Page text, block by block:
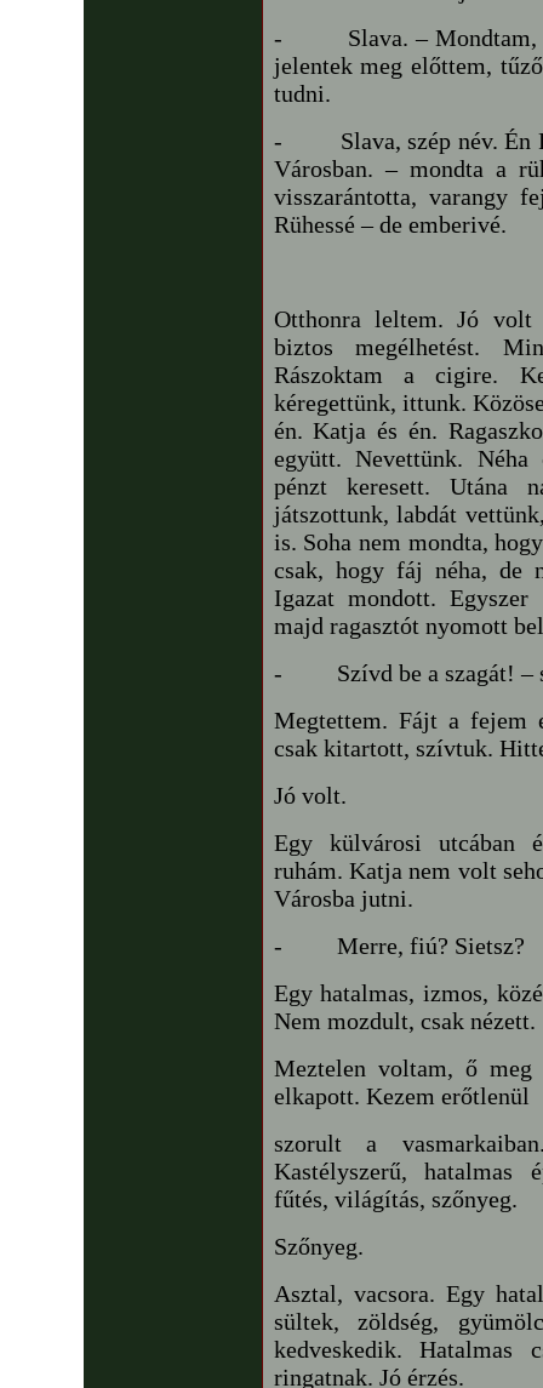
-
Slava. –
jelentek meg előttem,
tudni.
-
Slava, szép név.
Városban. – mondta a
visszarántotta, varangy
Rühessé – de emberivé.
Otthonra leltem. Jó
biztos megélhetést.
Rászoktam a cigire.
kéregettünk, ittunk.
én. Katja és én.
együtt. Nevettünk.
pénzt keresett. Utána
játszottunk, labdát
is. Soha nem mondta,
csak, hogy fáj néha, de
Igazat mondott. Egyszer
majd ragasztót nyomott
-
Szívd be a szagát! –
Megtettem. Fájt a fejem
csak kitartott, szívtuk.
Jó volt.
Egy külvárosi utcában
ruhám. Katja nem volt
Városba jutni.
-
Merre, fiú? Sietsz?
Egy hatalmas, izmos,
Nem mozdult, csak nézett.
Meztelen voltam, ő
elkapott. Kezem erőtlenül
szorult a
Kastélyszerű, hatalmas
fűtés, világítás, szőnyeg.
Szőnyeg.
Asztal, vacsora. Egy
sültek, zöldség,
kedveskedik. Hatalmas
ringatnak. Jó érzés.